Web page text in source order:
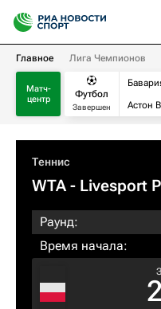
Главное Лига Чемпионов
Матч-
центр
Футбол
Завершен
Астон
Теннис
WTA- Livesport
Раунд:
Время начала:
2